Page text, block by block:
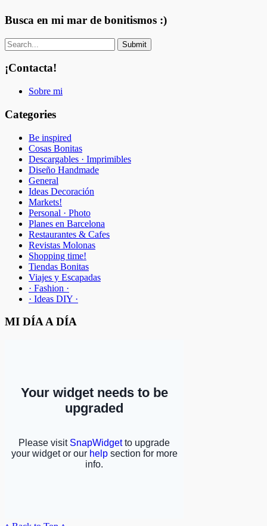
Busca en mi mar de bonitismos :)
¡Contacta!
Sobre mi
Categories
Be inspired
Cosas Bonitas
Descargables · Imprimibles
Diseño Handmade
General
Ideas Decoración
Markets!
Personal · Photo
Planes en Barcelona
Restaurantes & Cafes
Revistas Molonas
Shopping time!
Tiendas Bonitas
Viajes y Escapadas
· Fashion ·
· Ideas DIY ·
MI DÍA A DÍA